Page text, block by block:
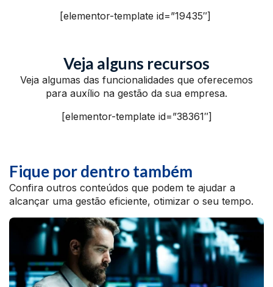
[elementor-template id=”19435″]
Veja alguns recursos
Veja algumas das funcionalidades que oferecemos
para auxílio na gestão da sua empresa.
[elementor-template id=”38361″]
Fique por dentro também
Confira outros conteúdos que podem te ajudar a
alcançar uma gestão eficiente, otimizar o seu tempo.